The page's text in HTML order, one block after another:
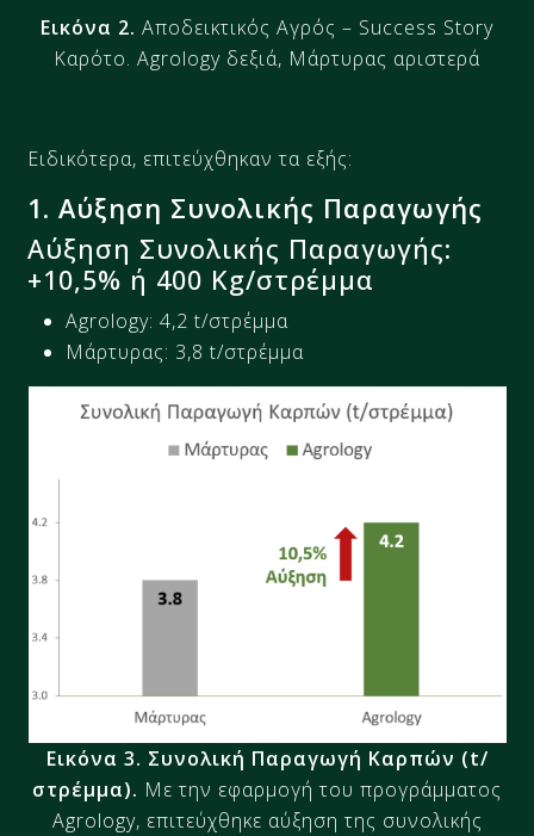
Εικόνα 2. Αποδεικτικός Αγρός​ – Success Story
Καρότο. Agrology δεξιά, Μάρτυρας αριστερά
Ειδικότερα, επιτεύχθηκαν τα εξής:
1.Αύξηση Συνολικής Παραγωγής ​
Αύξηση Συνολικής Παραγωγής:
+10,5% ή 400 Kg/στρέμμα
Agrology:4,2 t/στρέμμα
Μάρτυρας: 3,8 t/στρέμμα
Εικόνα 3. Συνολική Παραγωγή Καρπών (t/
στρέμμα). Με την εφαρμογή του προγράμματος
Agrology, επιτεύχθηκε αύξηση της συνολικής